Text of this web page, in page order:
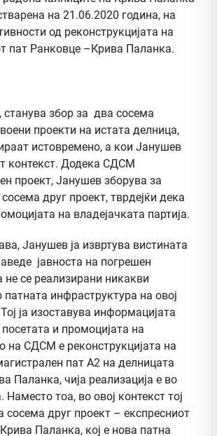
на 21.06.2020 година, на
од реконструкцијата на
пат Ранковце –Крива Паланка.
станува збор за два сосема
проекти на истата делница,
истовремено, а кои Јанушев
контекст. Додека СДСМ
проект, Јанушев зборува за
друг проект, тврдејќи дека
на владејачката партија.
Јанушев ја извртува вистината
јавноста на погрешен
не се реализирани никакви
патната инфраструктура на овој
ја изоставува информацијата
и промоцијата на
на СДСМ е реконструкцијата на
пат А2 на делницата
Паланка, чија реализација е во
тоа, во овој контекст тој
сосема друг проект – експресниот
Паланка, кој е нова патна